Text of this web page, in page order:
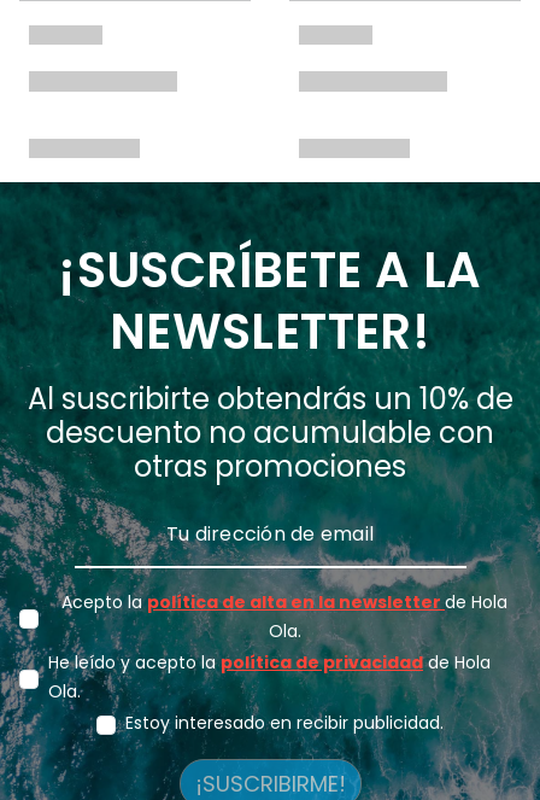
¡SUSCRÍBETE A LA
NEWSLETTER!
Al suscribirte obtendrás un 10% de
descuento no acumulable con
otras promociones
Acepto lapolítica de alta en la newsletter de Hola
Ola.
He leído y acepto lapolítica de privacidadde Hola
Ola.
Estoy interesado en recibir publicidad.
¡SUSCRIBIRME!